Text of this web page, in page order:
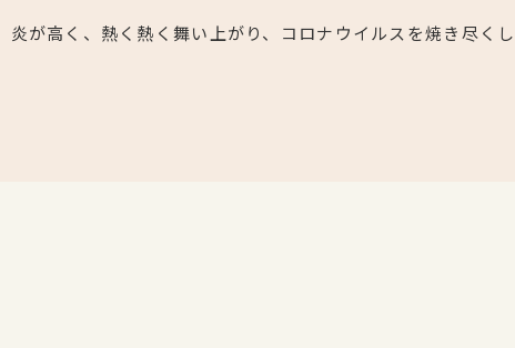
炎が高く、熱く熱く舞い上がり、コロナウイルスを焼き尽く